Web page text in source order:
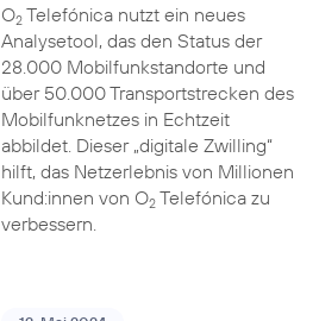
O2Telefónica nutzt ein neues
Analysetool, das den Status der
28.000 Mobilfunkstandorte und
über 50.000 Transportstrecken des
Mobilfunknetzes in Echtzeit
abbildet. Dieser „digitale Zwilling“
hilft, das Netzerlebnis von Millionen
Kund:innen von O2Telefónica zu
verbessern.